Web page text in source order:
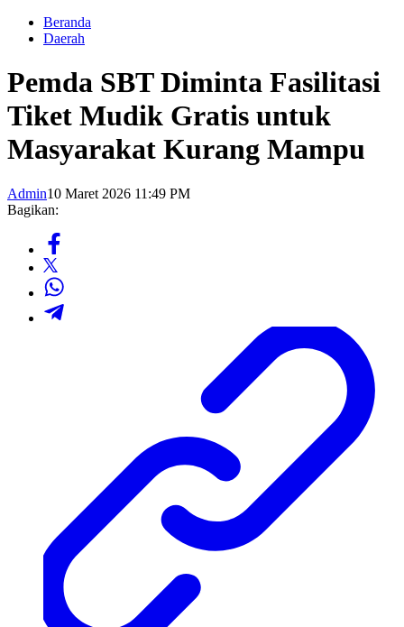
Beranda
Daerah
Pemda SBT Diminta Fasilitasi
Tiket Mudik Gratis untuk
Masyarakat Kurang Mampu
Admin10 Maret 2026 11:49 PM
Bagikan: